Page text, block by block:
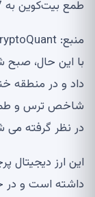
طمع بیت‌کوین به 37 سقوط کرد و وارد قلمرو «ترس» شد.
منبع: CryptoQuant
با این حال، صبح
داد و در منطقه
​​در نظر گرفته می